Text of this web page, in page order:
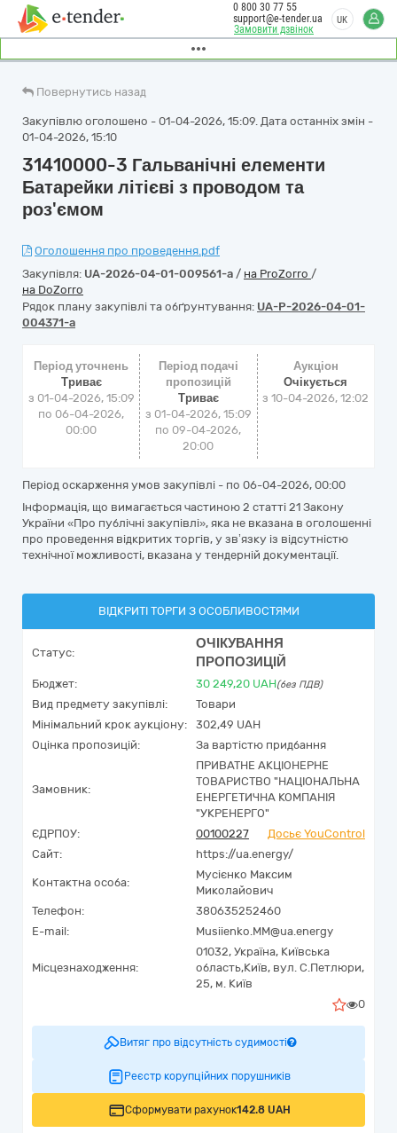
Замовити дзвінок
0 800 30 77 55
support@e-tender.ua
UK
Повернутись назад
Закупівлю оголошено - 01-04-2026, 15:09. Дата останніх змін -
01-04-2026, 15:10
31410000-3 Гальванічні елементи
Батарейки літієві з проводом та
роз'ємом
Оголошення про проведення.pdf
Закупівля: UA-2026-04-01-009561-a / на ProZorro /
на DoZorro
Рядок плану закупівлі та обґрунтування: UA-P-2026-04-01-
004371-a
Період уточнень
Триває
з 01-04-2026, 15:09
по 06-04-2026,
00:00
Період подачі
пропозицій
Триває
з 01-04-2026, 15:09
по 09-04-2026,
20:00
Аукціон
Очікується
з10-04-2026, 12:02
Період оскарження умов закупівлі - по 06-04-2026, 00:00
Інформація, що вимагається частиною 2 статті 21 Закону
України «Про публічні закупівлі», яка не вказана в оголошенні
про проведення відкритих торгів, у зв’язку із відсутністю
технічної можливості, вказана у тендерній документації.
ВІДКРИТІ ТОРГИ З ОСОБЛИВОСТЯМИ
Статус:
ОЧІКУВАННЯ
ПРОПОЗИЦІЙ
Бюджет: 30 249,20 UAH(без ПДВ)
Вид предмету закупівлі:
Товари
Мінімальний крок аукціону:
302,49 UAH
Оцінка пропозицій:
За вартістю придбання
Замовник:
ПРИВАТНЕ АКЦІОНЕРНЕ
ТОВАРИСТВО "НАЦІОНАЛЬНА
ЕНЕРГЕТИЧНА КОМПАНІЯ
"УКРЕНЕРГО"
ЄДРПОУ:
00100227
Досьє YouControl
Сайт:
https://ua.energy/
Контактна особа:
Мусієнко Максим
Миколайович
Телефон:
380635252460
E-mail:
Musiienko.MM@ua.energy
Місцезнаходження:
01032, Україна, Київська
область,Київ, вул. С.Петлюри,
25, м. Київ
0
Витяг про відсутність судимості
Реєстр корупційних порушників
Сформувати рахунок142.8 UAH